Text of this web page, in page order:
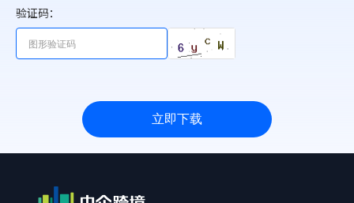
验证码：
立即下载